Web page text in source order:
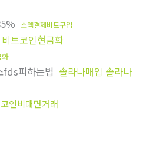
소액결제비트구입
트코인현금화
fds피하는법 솔라나매입 솔라나
인비대면거래